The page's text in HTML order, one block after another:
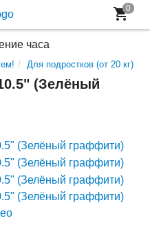
Для подростков (от 20 кг)
(Зелёный